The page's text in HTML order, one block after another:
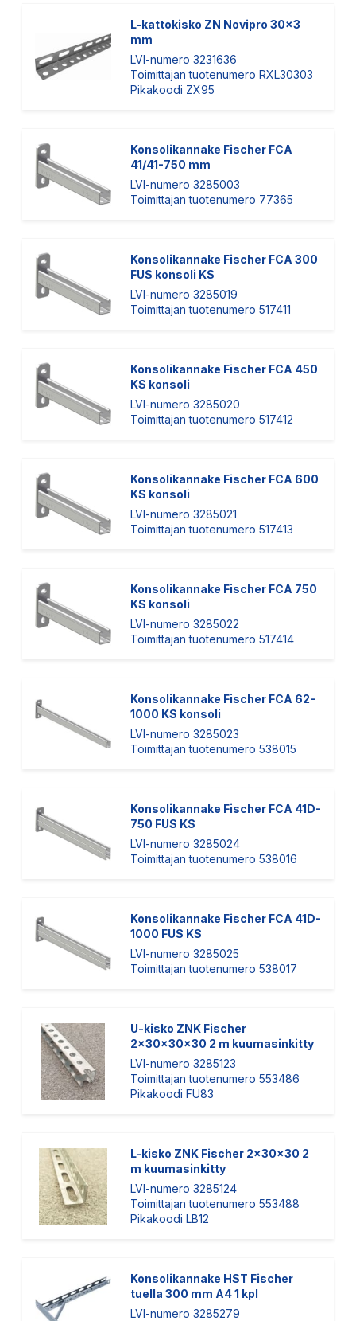
L-kattokisko ZN Novipro 30x3
mm
LVI-numero 3231636
Toimittajan tuotenumero RXL30303
Pikakoodi ZX95
Konsolikannake Fischer FCA
41/41-750 mm
LVI-numero 3285003
Toimittajan tuotenumero 77365
Konsolikannake Fischer FCA 300
FUS konsoli KS
LVI-numero 3285019
Toimittajan tuotenumero 517411
Konsolikannake Fischer FCA 450
KS konsoli
LVI-numero 3285020
Toimittajan tuotenumero 517412
Konsolikannake Fischer FCA 600
KS konsoli
LVI-numero 3285021
Toimittajan tuotenumero 517413
Konsolikannake Fischer FCA 750
KS konsoli
LVI-numero 3285022
Toimittajan tuotenumero 517414
Konsolikannake Fischer FCA 62-
1000 KS konsoli
LVI-numero 3285023
Toimittajan tuotenumero 538015
Konsolikannake Fischer FCA 41D-
750 FUS KS
LVI-numero 3285024
Toimittajan tuotenumero 538016
Konsolikannake Fischer FCA 41D-
1000 FUS KS
LVI-numero 3285025
Toimittajan tuotenumero 538017
U-kisko ZNK Fischer
2x30x30x30 2 m kuumasinkitty
LVI-numero 3285123
Toimittajan tuotenumero 553486
Pikakoodi FU83
L-kisko ZNK Fischer 2x30x30 2
m kuumasinkitty
LVI-numero 3285124
Toimittajan tuotenumero 553488
Pikakoodi LB12
Konsolikannake HST Fischer
tuella 300 mm A4 1 kpl
LVI-numero 3285279